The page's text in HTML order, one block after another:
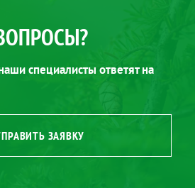
специалисты ответят на
ЗАЯВКУ